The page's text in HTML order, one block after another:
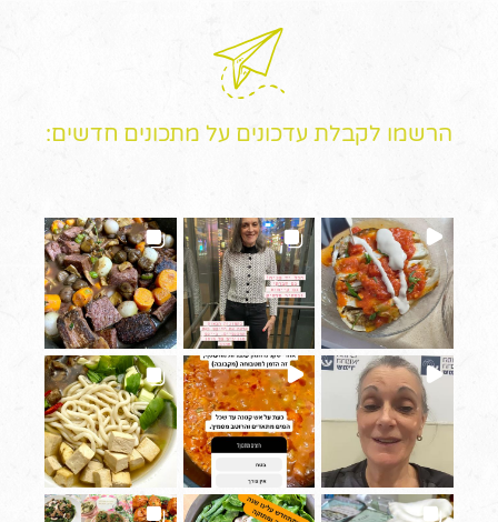
הרשמו לקבלת עדכונים על מתכונים חדשים: